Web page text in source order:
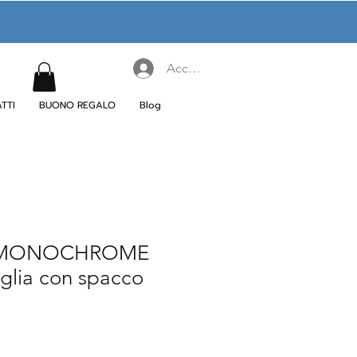
Accedi
BUONO REGALO Blog
con spacco